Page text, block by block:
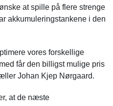
at spille på flere strenge
akkumuleringstankene i den
vores forskellige
får den billigst mulige pris
Johan Kjep Nørgaard.
at de næste